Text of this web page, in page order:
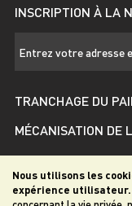
Nous utilisons les
expérience utilisateur.
INSCRIPTION À LA
TRANCHAGE DU
MÉCANISATION DE
SERVICE ET
JAC